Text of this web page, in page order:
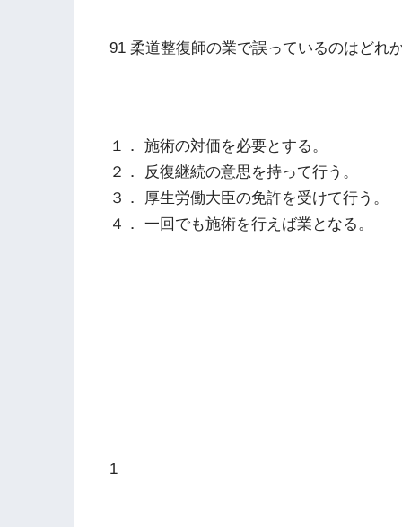
91 柔道整復師の業で誤っているのはどれ
１． 施術の対価を必要とする。
２． 反復継続の意思を持って行う。
３． 厚生労働大臣の免許を受けて行う。
４． 一回でも施術を行えば業となる。
1